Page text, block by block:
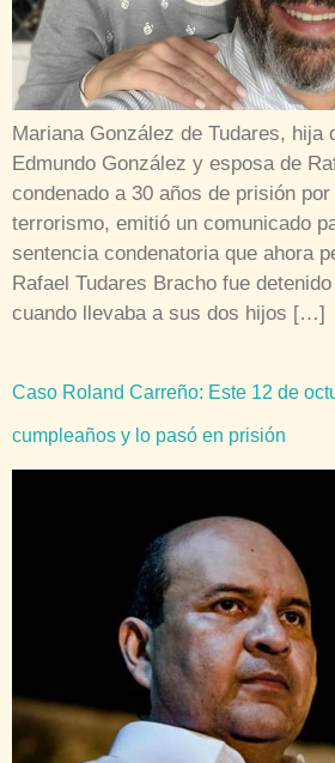
Mariana González de Tudares, hija
Edmundo González y esposa de
condenado a 30 años de prisión
terrorismo, emitió un comunicado
sentencia condenatoria que ahora
Rafael Tudares Bracho fue
cuando llevaba a sus dos hijos […]
Caso Roland Carreño: Este 12 de
cumpleaños y lo pasó en prisión